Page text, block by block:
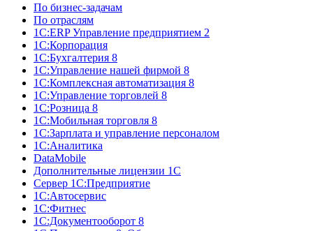
По бизнес-задачам
По отраслям
1C:ERP Управление предприятием 2
1С:Корпорация
1С:Бухгалтерия 8
1С:Управление нашей фирмой 8
1С:Комплексная автоматизация 8
1С:Управление торговлей 8
1С:Розница 8
1С:Мобильная торговля 8
1С:Зарплата и управление персоналом
1С:Аналитика
DataMobile
Дополнительные лицензии 1С
Сервер 1С:Предприятие
1С:Автосервис
1С:Фитнес
1С:Документооборот 8